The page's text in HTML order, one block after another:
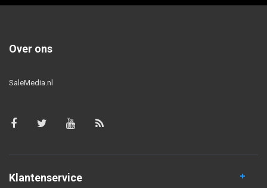
Over ons
SaleMedia.nl
Klantenservice